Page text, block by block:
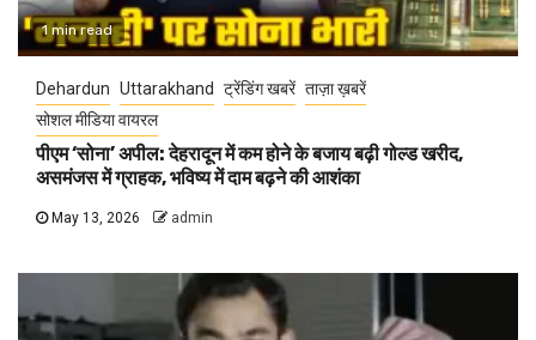
1 min read
Dehardun Uttarakhand ट्रेंडिंग खबरें ताज़ा ख़बरें
सोशल मीडिया वायरल
पीएम ‘सोना’ अपील: देहरादून में कम होने के बजाय बढ़ी गोल्ड खरीद,
असमंजस में ग्राहक, भविष्य में दाम बढ़ने की आशंका
May 13, 2026 admin